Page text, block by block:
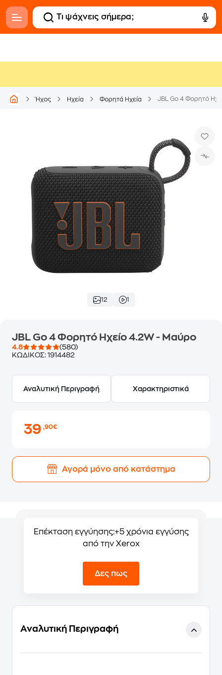
Ήχος Ηχεία Φορητά Ηχεία JBL Go 4 Φορητό
12 1
JBL Go 4 Φορητό Ηχείο 4.2W - Μαύρο
4.8
(580)
ΚΩΔΙΚΟΣ: 1914482
Αναλυτική Περιγραφή Χαρακτηριστικά
39,90€
Αγορά μόνο από κατάστημα
Επέκταση εγγύησης:+5 χρόνια εγγύσης
από την Xerox
Δες πως
Αναλυτική Περιγραφή